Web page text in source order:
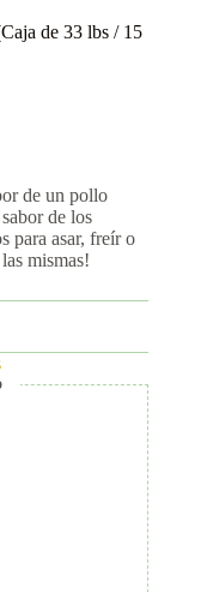
de 33 lbs / 15
de un pollo
de los
para asar, freír o
mismas!